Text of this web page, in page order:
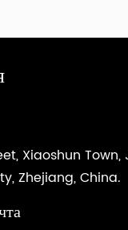
Xiaoshun
Zhejiang, China.